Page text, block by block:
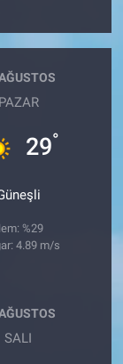
PAZAR
29°
%29
4.89 m/s
SALI